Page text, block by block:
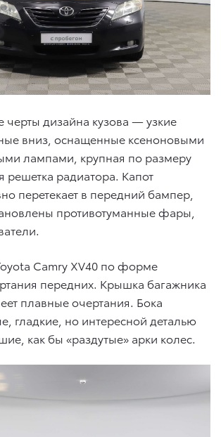
черты дизайна кузова — узкие
вниз, оснащенные ксеноновыми
лампами, крупная по размеру
решетка радиатора. Капот
перетекает в передний бампер,
противотуманные фары,
Camry XV40 по форме
передних. Крышка багажника
плавные очертания. Бока
гладкие, но интересной деталью
как бы «раздутые» арки колес.